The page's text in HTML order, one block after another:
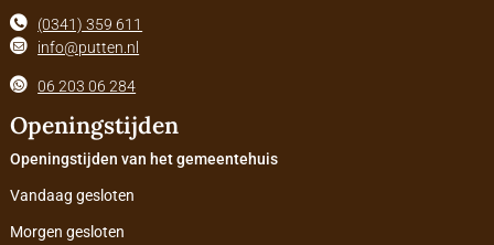
(0341) 359 611
info@putten.nl
06 203 06 284
Openingstijden
Openingstijden van het gemeentehuis
Vandaag gesloten
Morgen gesloten